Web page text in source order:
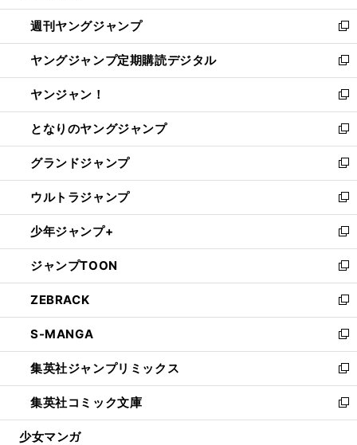
開
く
ウ
で
開
く
ン
ド
ウ
で
開
く
ウ
ィ
ン
ド
ウ
で
開
く
週刊ヤングジャンプ
新
し
い
ウ
ィ
ン
ド
ウ
で
開
く
ヤングジャンプ定期購読デジタル
新
し
い
ウ
ィ
ン
ド
ウ
で
開
く
ヤンジャン！
新
し
い
ウ
ィ
ン
ド
ウ
で
開
く
となりのヤングジャンプ
新
し
い
ウ
ィ
ン
ド
ウ
で
開
く
グランドジャンプ
新
し
い
ウ
ィ
ン
ド
ウ
で
開
く
ウルトラジャンプ
新
し
い
ウ
ィ
ン
ド
ウ
で
開
く
少年ジャンプ+
新
し
い
ウ
ィ
ン
ド
ウ
で
開
く
ジャンプTOON
新
し
い
ウ
ィ
ン
ド
ウ
で
開
ZEBRACK
新
し
い
ウ
ィ
ン
ド
ウ
S-MANGA
新
し
い
ウ
ィ
ン
集英社ジャンプリミックス
新
し
い
ウ
集英社コミック文庫
新
し
少女マンガ